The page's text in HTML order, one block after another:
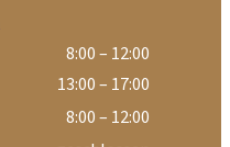
8:00 – 12:00
13:00 – 17:00
8:00 – 12:00